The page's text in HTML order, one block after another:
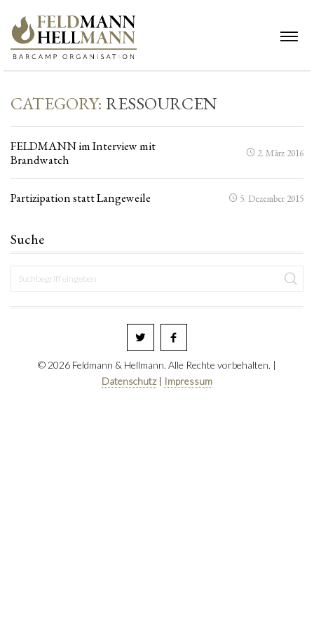
CATEGORY: RESSOURCEN
FELDMANN im Interview mit
Brandwatch
2. März 2016
Partizipation statt Langeweile 5. Dezember 2015
Suche
© 2026 Feldmann & Hellmann. Alle Rechte vorbehalten. |
Datenschutz| Impressum